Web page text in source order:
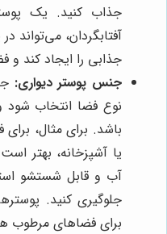
جذاب کنید. یک
آفتابگردان، می‌تواند
جذابی را ایجاد کند و
جنس پوستر دیواری:
نوع فضا انتخاب شود
باشد. برای مثال،
یا آشپزخانه، بهتر
آب و قابل شستشو
جلوگیری کنید.
برای فضاهای مرطوب